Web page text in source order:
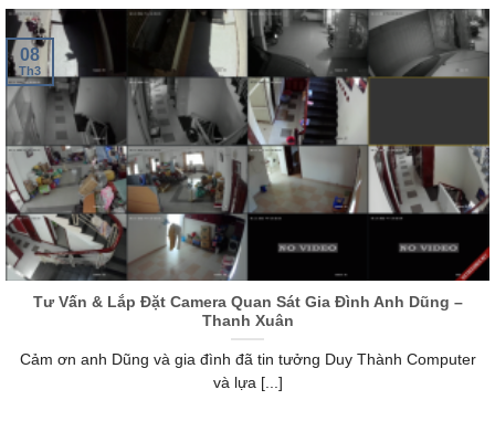
Tư Vấn & Lắp Đặt Camera Quan Sát Gia Đình Anh Dũng –
Thanh Xuân
Cảm ơn anh Dũng và gia đình đã tin tưởng Duy Thành Computer
và lựa [...]
08
Th3